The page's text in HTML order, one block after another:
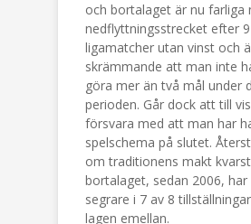
och bortalaget är nu farliga
nedflyttningsstrecket efter
ligamatcher utan vinst och
skrämmande att man inte
göra mer än två mål under
perioden. Går dock att till
försvara med att man har
spelschema på slutet.
om traditionens makt
bortalaget, sedan 2006,
segrare i 7 av 8
lagen emellan.